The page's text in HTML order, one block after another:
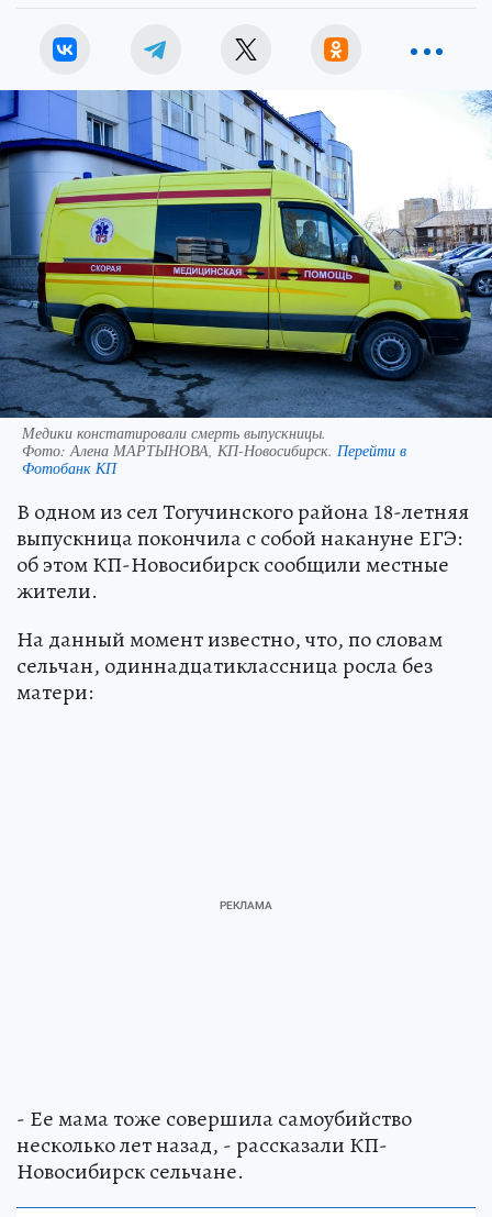
Медики констатировали смерть выпускницы.
Фото: Алена МАРТЫНОВА, КП-Новосибирск. Перейти в
Фотобанк КП
В одном из сел Тогучинского района 18-летняя
выпускница покончила с собой накануне ЕГЭ:
об этом КП-Новосибирск сообщили местные
жители.
На данный момент известно, что, по словам
сельчан, одиннадцатиклассница росла без
матери:
- Ее мама тоже совершила самоубийство
несколько лет назад, - рассказали КП-
Новосибирск сельчане.